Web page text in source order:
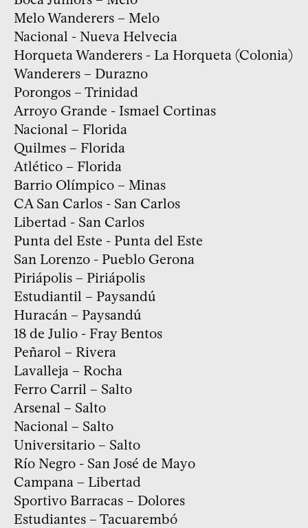
Melo Wanderers – Melo
Nacional - Nueva Helvecia
Horqueta Wanderers - La Horqueta (Colonia)
Wanderers – Durazno
Porongos – Trinidad
Arroyo Grande - Ismael Cortinas
Nacional – Florida
Quilmes – Florida
Atlético – Florida
Barrio Olímpico – Minas
CA San Carlos - San Carlos
Libertad - San Carlos
Punta del Este - Punta del Este
San Lorenzo - Pueblo Gerona
Piriápolis – Piriápolis
Estudiantil – Paysandú
Huracán – Paysandú
18 de Julio - Fray Bentos
Peñarol – Rivera
Lavalleja – Rocha
Ferro Carril – Salto
Arsenal – Salto
Nacional – Salto
Universitario – Salto
Río Negro - San José de Mayo
Campana – Libertad
Sportivo Barracas – Dolores
Estudiantes – Tacuarembó